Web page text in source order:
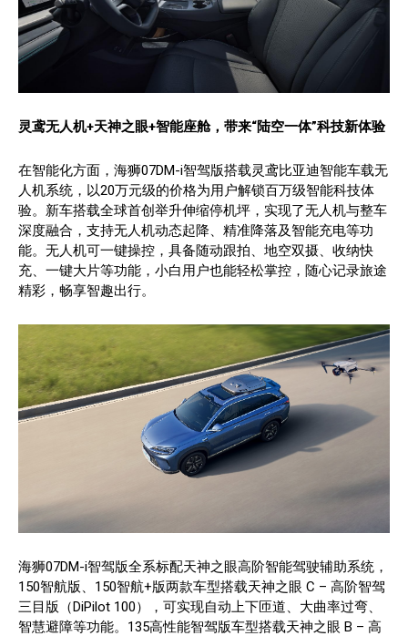
灵鸢无人机+天神之眼+智能座舱，带来“陆空一体”科技新体验
在智能化方面，海狮07DM-i智驾版搭载灵鸢比亚迪智能车载无
人机系统，以20万元级的价格为用户解锁百万级智能科技体
验。新车搭载全球首创举升伸缩停机坪，实现了无人机与整车
深度融合，支持无人机动态起降、精准降落及智能充电等功
能。无人机可一键操控，具备随动跟拍、地空双摄、收纳快
充、一键大片等功能，小白用户也能轻松掌控，随心记录旅途
精彩，畅享智趣出行。
海狮07DM-i智驾版全系标配天神之眼高阶智能驾驶辅助系统，
150智航版、150智航+版两款车型搭载天神之眼 C – 高阶智驾
三目版（DiPilot 100），可实现自动上下匝道、大曲率过弯、
智慧避障等功能。135高性能智驾版车型搭载天神之眼 B – 高